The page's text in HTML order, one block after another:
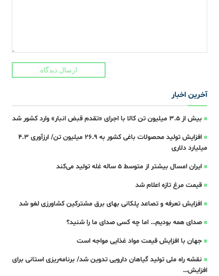
ارسال دیدگاه
آخرین اخبار
بیش از ۳.۵ میلیون تن کالا با اجرای «تقدم قبض انبار» وارد کشور شد
افزایش تولید محصولات باغی کشور به ۲۶.۹ میلیون تن/ ارزآوری ۴.۳
میلیارد دلاری
ایران امسال بیشتر از متوسط 5 ساله غله تولید می‌کند
قیمت مرغ تازه اعلام شد
افزایش تعرفه و تصاعد پلکانی بهای برق مشترکین کشاورزی لغو شد
صدای همه بودیم… اما چه کسی صدای ما را شنید؟
جهان با افزایش قیمت مواد غذایی مواجه است
نقشه راه ملی تولید گیاهان دارویی تدوین شد/ برنامه‌ریزی استانی برای
افزایش…